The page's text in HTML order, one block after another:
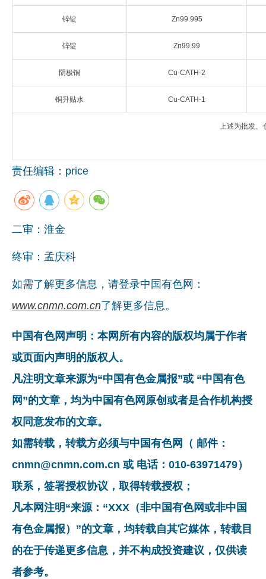
《资源再生》杂志
锌锭 Zn99.995
锌锭 Zn99.99
阴极铜 Cu-CATH-2
铜升贴水 Cu-CATH-1
上述为批发
责任编辑：price
二审：淮金
终审：孟庆科
如需了解更多信息，请登录中国有色网：
www.cnmn.com.cn了解更多信息。
中国有色网声明：本网所有内容的版权均属于作者
或页面内声明的版权人。
凡注明文章来源为“中国有色金属报”或 “中国有色
网”的文章，均为中国有色网原创或者是合作机构授
权同意发布的文章。
如需转载，转载方必须与中国有色网（ 邮件：
cnmn@cnmn.com.cn 或 电话：010-63971479）
联系，签署授权协议，取得转载授权；
凡本网注明“来源：“XXX（非中国有色网或非中国
有色金属报）”的文章，均转载自其它媒体，转载目
的在于传递更多信息，并不构成投资建议，仅供读
者参考。